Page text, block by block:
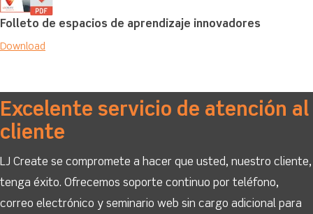
Folleto de espacios de aprendizaje innovadores
Download
Excelente servicio de atención al
cliente
LJ Create se compromete a hacer que usted, nuestro cliente,
tenga éxito. Ofrecemos soporte continuo por teléfono,
correo electrónico y seminario web sin cargo adicional para